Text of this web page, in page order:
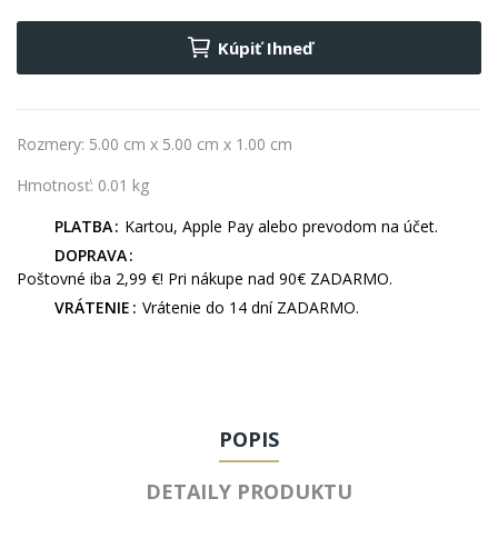
Kúpiť Ihneď
Rozmery: 5.00 cm x 5.00 cm x 1.00 cm
Hmotnosť: 0.01 kg
PLATBA
Kartou, Apple Pay alebo prevodom na účet.
DOPRAVA
Poštovné iba 2,99 €! Pri nákupe nad 90€ ZADARMO.
VRÁTENIE
Vrátenie do 14 dní ZADARMO.
POPIS
DETAILY PRODUKTU